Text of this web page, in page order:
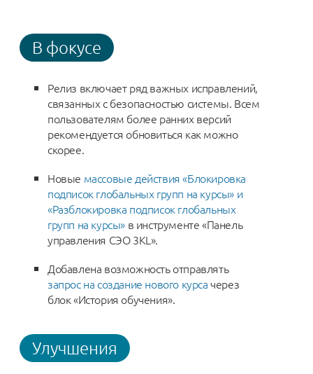
В фокусе
Релиз включает ряд важных исправлений,
связанных с безопасностью системы. Всем
пользователям более ранних версий
рекомендуется обновиться как можно
скорее.
Новые массовые действия «Блокировка
подписок глобальных групп на курсы» и
«Разблокировка подписок глобальных
групп на курсы» в инструменте «Панель
управления СЭО 3KL».
Добавлена возможность отправлять
запрос на создание нового курсачерез
блок «История обучения».
Улучшения